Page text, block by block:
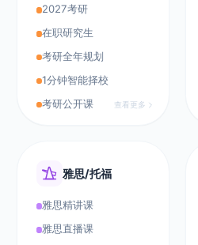
立
即
登
录
学
务
查看更多
2027考研
在职研究生
考研全年规划
1分钟智能择校
考研公开课
雅思/托福
雅思精讲课
雅思直播课